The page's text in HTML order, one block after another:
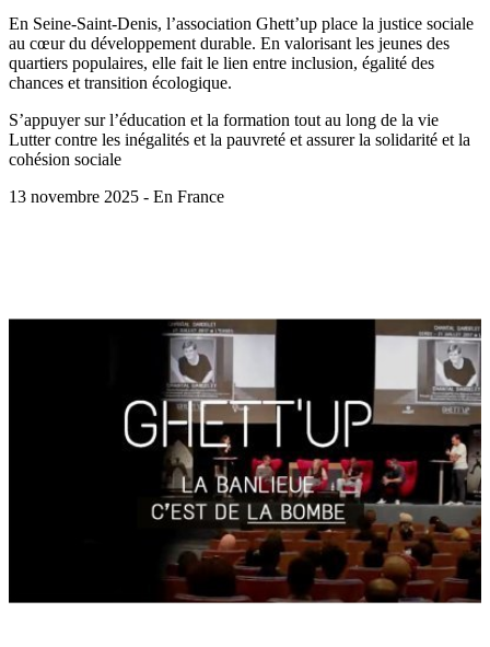
En Seine-Saint-Denis, l’association Ghett’up place la justice sociale
au cœur du développement durable. En valorisant les jeunes des
quartiers populaires, elle fait le lien entre inclusion, égalité des
chances et transition écologique.
S’appuyer sur l’éducation et la formation tout au long de la vie
Lutter contre les inégalités et la pauvreté et assurer la solidarité et la
cohésion sociale
13 novembre 2025 - En France